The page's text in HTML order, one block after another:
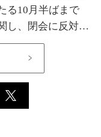
る10月半ばまで
し、閉会に反対す
ウェブサイトで始
>